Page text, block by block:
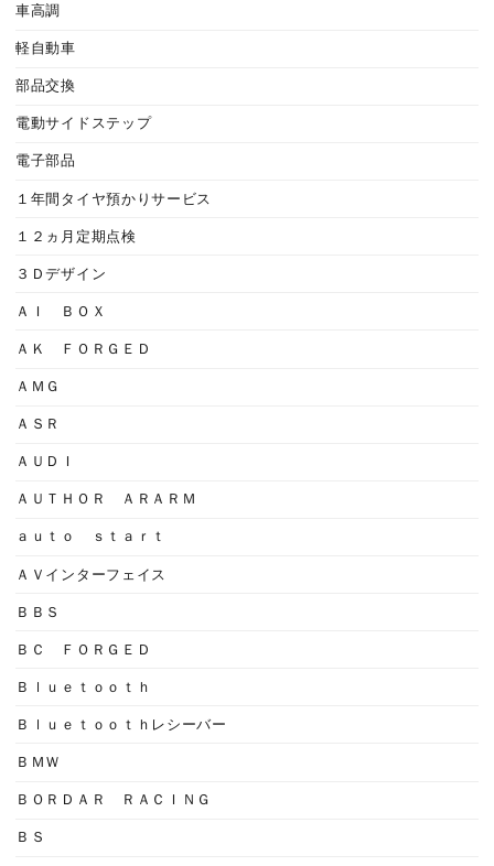
車高調
軽自動車
部品交換
電動サイドステップ
電子部品
１年間タイヤ預かりサービス
１２ヵ月定期点検
３Ｄデザイン
ＡＩ ＢＯＸ
ＡＫ ＦＯＲＧＥＤ
ＡＭＧ
ＡＳＲ
ＡＵＤＩ
ＡＵＴＨＯＲ ＡＲＡＲＭ
ａｕｔｏ ｓｔａｒｔ
ＡＶインターフェイス
ＢＢＳ
ＢＣ ＦＯＲＧＥＤ
Ｂｌｕｅｔｏｏｔｈ
Ｂｌｕｅｔｏｏｔｈレシーバー
ＢＭＷ
ＢＯＲＤＡＲ ＲＡＣＩＮＧ
ＢＳ